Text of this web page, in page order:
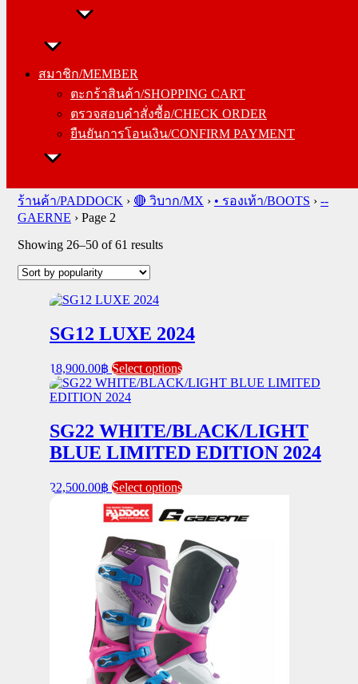
สมาชิก/MEMBER
ตะกร้าสินค้า/SHOPPING CART
ตรวจสอบคำสั่งซื้อ/CHECK ORDER
ยืนยันการโอนเงิน/CONFIRM PAYMENT
สมาชิก/MEMBER
ตรวจสอบคำสั่งซื้อ/CHECK ORDER
ยืนยันการโอนเงิน/CONFIRM PAYMENT
ร้านค้า/PADDOCK › 🔴 วิบาก/MX › • รองเท้า/BOOTS › --
GAERNE › Page 2
Showing 26–50 of 61 resultsSorted
SG12 LUXE 2024
18,900.00฿ Select optionsThis
product
variants.
The
options
be
on
the
product
page
SG22 WHITE/BLACK/LIGHT
BLUE LIMITED EDITION 2024
22,500.00฿ Select optionsThis
has
variants.
The
options
chosen
on
the
product
page